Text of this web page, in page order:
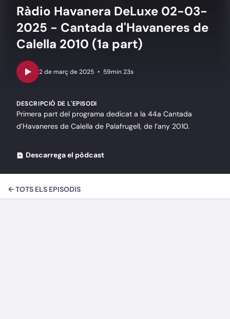
Ràdio Havanera DeLuxe 02-03-
2025 - Cantada d'Havaneres de
Calella 2010 (1a part)
• 59min 23s
DESCRIPCIÓ DE L'EPISODI
Primera part del programa dedicat a la 44a Cantada
d’Havaneres de Calella de Palafrugell, de l’any 2010.
Descarrega el pòdcast
← TOTS ELS EPISODIS